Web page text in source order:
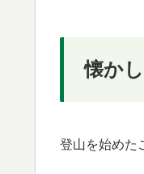
懐か
登山を始めた